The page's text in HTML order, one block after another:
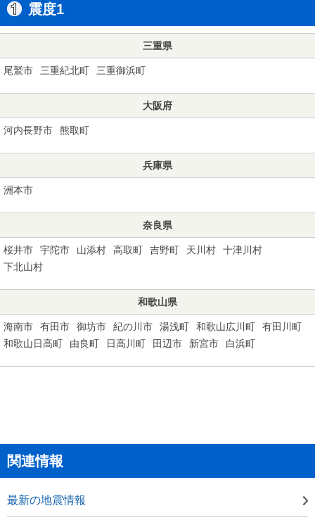
震度1
三重県
尾鷲市 三重紀北町 三重御浜町
大阪府
河内長野市 熊取町
兵庫県
洲本市
奈良県
桜井市 宇陀市 山添村 高取町 吉野町 天川村
十津川村
下北山村
和歌山県
海南市 有田市 御坊市 紀の川市 湯浅町 和歌山広川町
有田川町
和歌山日高町
由良町 日高川町 田辺市 新宮市 白浜町
関連情報
最新の地震情報